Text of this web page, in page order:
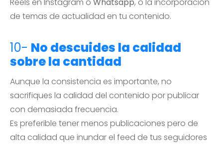
Reels en Instagram o Whatsapp, o la incorporación
de temas de actualidad en tu contenido.
10- No descuides la calidad
sobre la cantidad
Aunque la consistencia es importante, no
sacrifiques la calidad del contenido por publicar
con demasiada frecuencia.
Es preferible tener menos publicaciones pero de
alta calidad que inundar el feed de tus seguidores